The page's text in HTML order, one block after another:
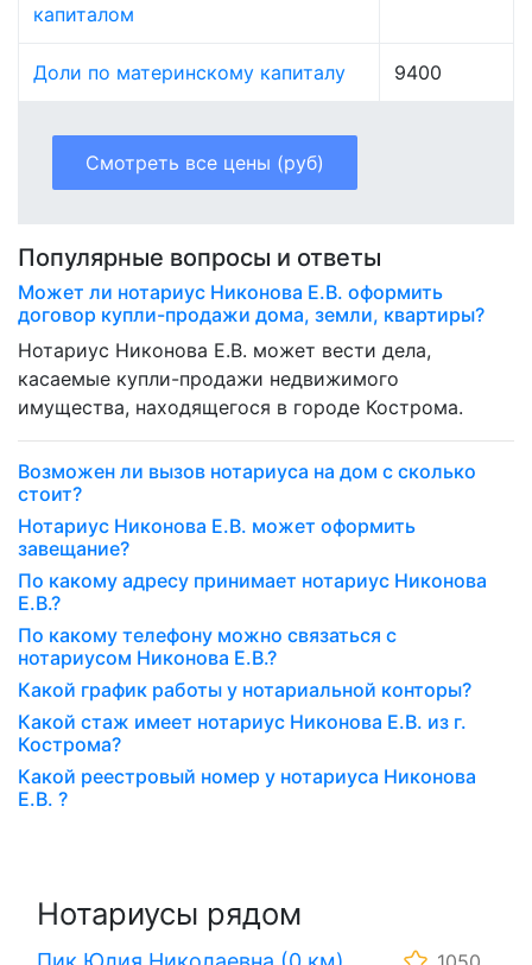
капиталом
Доли по материнскому капиталу 9400
Смотреть все цены (руб)
Популярные вопросы и ответы
Может ли нотариус Никонова Е.В. оформить
договор купли-продажи дома, земли, квартиры?
Нотариус Никонова Е.В. может вести дела,
касаемые купли-продажи недвижимого
имущества, находящегося в городе Кострома.
Возможен ли вызов нотариуса на дом с сколько
стоит?
Нотариус Никонова Е.В. может оформить
завещание?
По какому адресу принимает нотариус Никонова
Е.В.?
По какому телефону можно связаться с
нотариусом Никонова Е.В.?
Какой график работы у нотариальной конторы?
Какой стаж имеет нотариус Никонова Е.В. из г.
Кострома?
Какой реестровый номер у нотариуса Никонова
Е.В. ?
Нотариусы рядом